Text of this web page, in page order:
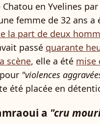
en Yvelines
femme de 32 ans a
la part de deux
passé quarante
scène, elle a été mise
pour "violences
été placée en
a "cru